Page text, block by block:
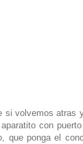
si volvemos atras
con
que ponga el